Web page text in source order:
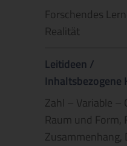
Forschendes
Realität
Leitideen /
Inhaltsbezogene
Zahl – Variable –
Raum und Form,
Zusammenhang,